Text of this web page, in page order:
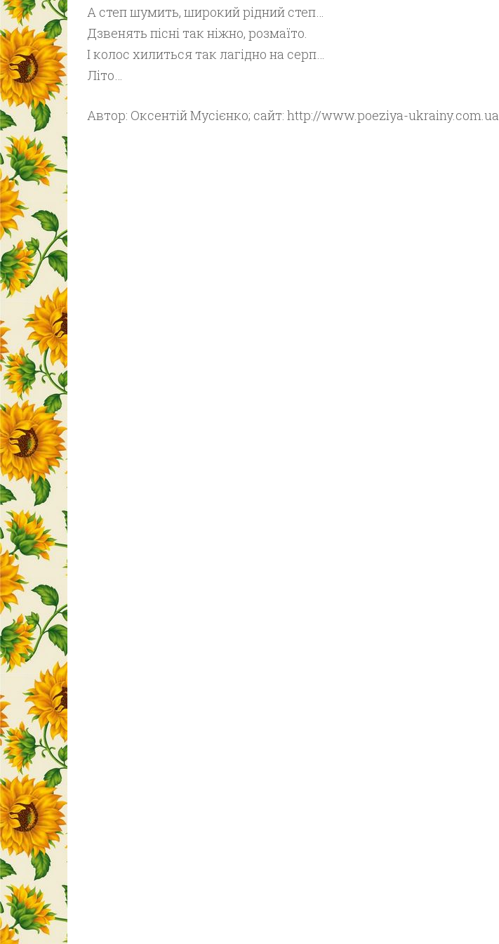
А степ шумить, широкий рідний степ…
Дзвенять пісні так ніжно, розмаїто.
І колос хилиться так лагідно на серп…
Літо…
Автор: Оксентій Мусієнко; сайт: http://www.poeziya-ukrainy.com.ua